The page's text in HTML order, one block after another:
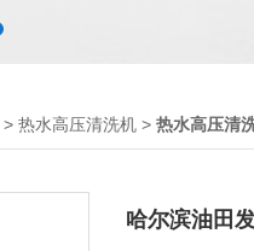
> 热水高压清洗机 > 热水高压清
哈尔滨油田